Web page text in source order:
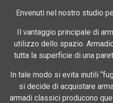
Envenuti nel nostro studio
Il vantaggio principale di
utilizzo dello spazio.
tutta la superficie di una
In tale modo si evita inutili
si decide di acquistare
armadi classici producono